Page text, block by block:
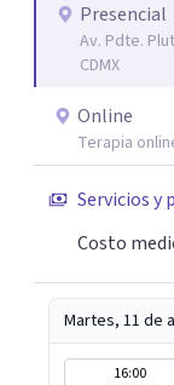
Presencial
Av. Pdte.
CDMX
Online
Terapia
Servicios y
Costo
Martes, 11 de
16:00